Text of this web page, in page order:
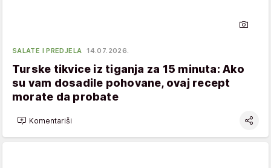
SALATE I PREDJELA 14.07.2026.
Turske tikvice iz tiganja za 15 minuta: Ako
su vam dosadile pohovane, ovaj recept
morate da probate
Komentariši